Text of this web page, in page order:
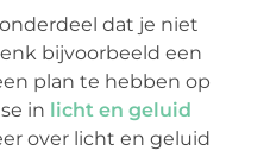
dat je niet
bijvoorbeeld een
plan te hebben op
in licht en geluid
over licht en geluid